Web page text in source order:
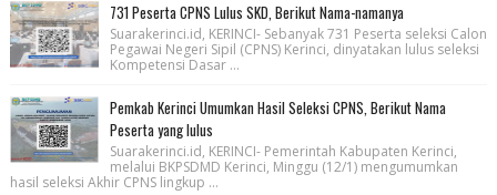
731 Peserta CPNS Lulus SKD, Berikut Nama-namanya
Suarakerinci.id, KERINCI- Sebanyak 731 Peserta seleksi Calon
Pegawai Negeri Sipil (CPNS) Kerinci, dinyatakan lulus seleksi
Kompetensi Dasar ...
Pemkab Kerinci Umumkan Hasil Seleksi CPNS, Berikut Nama
Peserta yang lulus
Suarakerinci.id, KERINCI- Pemerintah Kabupaten Kerinci,
melalui BKPSDMD Kerinci, Minggu (12/1) mengumumkan
hasil seleksi Akhir CPNS lingkup ...